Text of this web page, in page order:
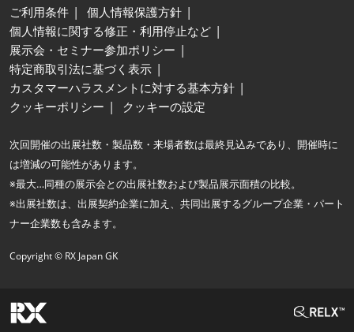
ご利用条件
個人情報保護方針
個人情報に関する修正・利用停止など
展示会・セミナー参加ポリシー
特定商取引法に基づく表示
カスタマーハラスメントに対する基本方針
クッキーポリシー
クッキーの設定
次回開催の出展社数・製品数・来場者数は最終見込みであり、開催時に
は増減の可能性があります。
※最大…同種の展示会との出展社数および製品展示面積の比較。
※出展社数は、出展契約企業に加え、共同出展するグループ企業・パート
ナー企業数も含みます。
Copyright © RX Japan GK